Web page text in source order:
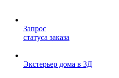
Запрос
статуса заказа
Экстерьер дома в 3Д